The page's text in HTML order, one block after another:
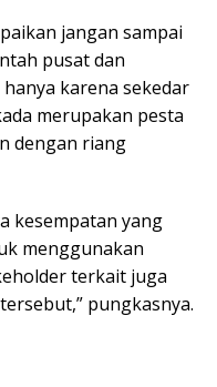
jangan sampai
pusat dan
karena sekedar
merupakan pesta
dengan riang
kesempatan yang
menggunakan
terkait juga
pungkasnya.